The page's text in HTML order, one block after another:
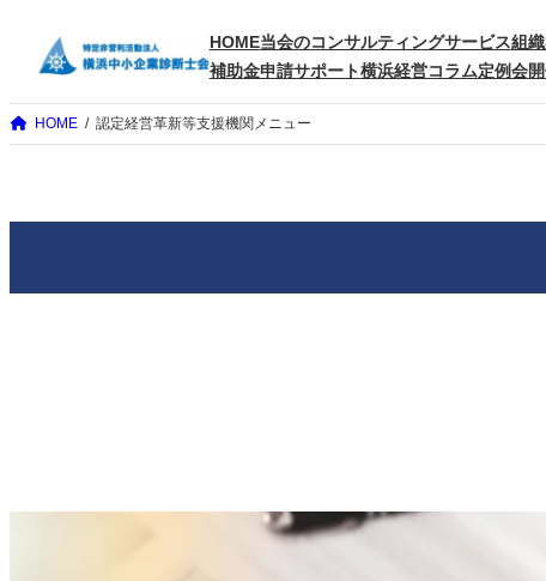
ス
プ
HOME当会のコンサルティングサービス組
補助金申請サポート横浜経営コラム定例会
HOME 認定経営革新等支援機関メニュー